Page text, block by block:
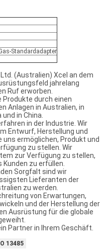
Standardadapter
(Australien) Xcel an dem
jahrelang
Ruf erworben.
Produkte durch einen
Anlagen in Australien, in
und in China.
in der Industrie. Wir
Entwurf, Herstellung und
uns ermöglichen, Produkt und
zu stellen. Wir
zur Verfügung zu stellen,
zu erfüllen.
Sorgfalt sind wir
Lieferanten der
zu werden.
von Erwartungen,
und der Herstellung der
Ausrüstung für die globale
Partner in Ihrem Geschäft.
13485